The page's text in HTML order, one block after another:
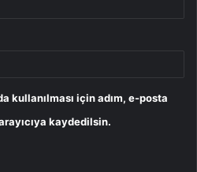
kullanılması için adım, e-posta
kaydedilsin.